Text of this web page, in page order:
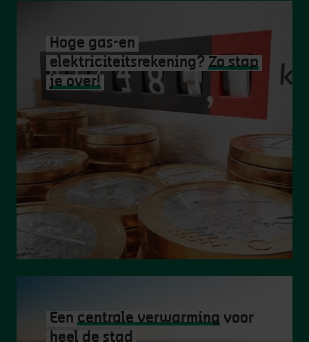
Hoge gas-en
elektriciteitsrekening? Zo stap
je over!
Een centrale verwarming voor
heel de stad